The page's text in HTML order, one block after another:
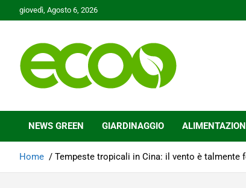
to
giovedì, Agosto 6, 2026
Ecoo.it
NEWS GREEN GIARDINAGGIO
Home Tempeste tropicali in Cina: il vento è talmente